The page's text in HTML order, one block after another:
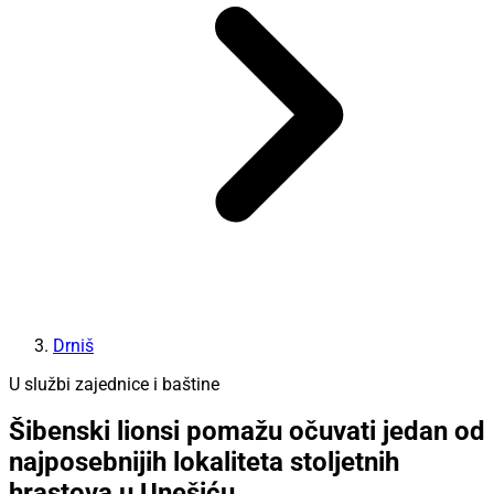
Drniš
U službi zajednice i baštine
Šibenski lionsi pomažu očuvati jedan od
najposebnijih lokaliteta stoljetnih